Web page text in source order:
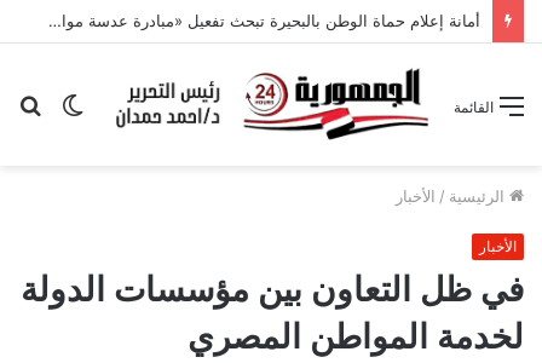
أمانة إعلام حماة الوطن بالبحيرة تبحث تفعيل «مبادرة عدسة مواطن» وتكثيف التواصل مع القرى
الوضع
القائمة
الرئيسية / الأخبار
الأخبار
في ظل التعاون بين مؤسسات الدولة
لخدمة المواطن المصري